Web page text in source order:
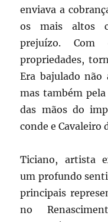
enviava a
os mais altos
prejuízo.
propriedades,
Era bajulado não
mas também pela
das mãos do
conde e Cavaleiro
Ticiano, artista
um profundo
principais
no